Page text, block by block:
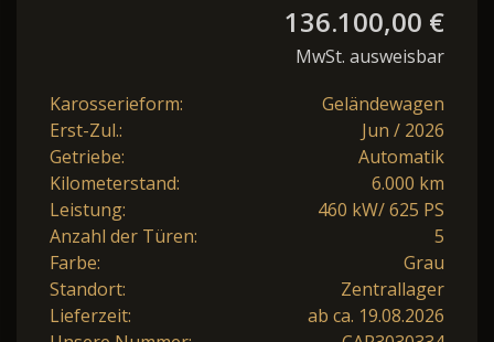
136.100,00 €
MwSt. ausweisbar
Karosserieform:
Geländewagen
Erst-Zul.:
Jun / 2026
Getriebe:
Automatik
Kilometerstand:
6.000 km
Leistung:
460 kW/ 625 PS
Anzahl der Türen:
5
Farbe:
Grau
Standort:
Zentrallager
Lieferzeit:
ab ca. 19.08.2026